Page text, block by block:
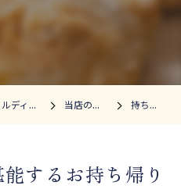
大阪府池田市のパン屋ならフェルディナンド 当店の特徴 持ち帰り
するお持ち帰り